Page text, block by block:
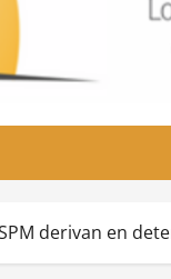
derivan en